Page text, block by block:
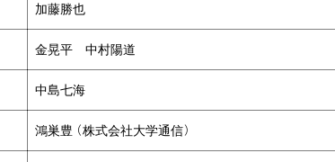
加藤勝也
金晃平 中村陽道
中島七海
鴻巣豊（株式会社大学通信）